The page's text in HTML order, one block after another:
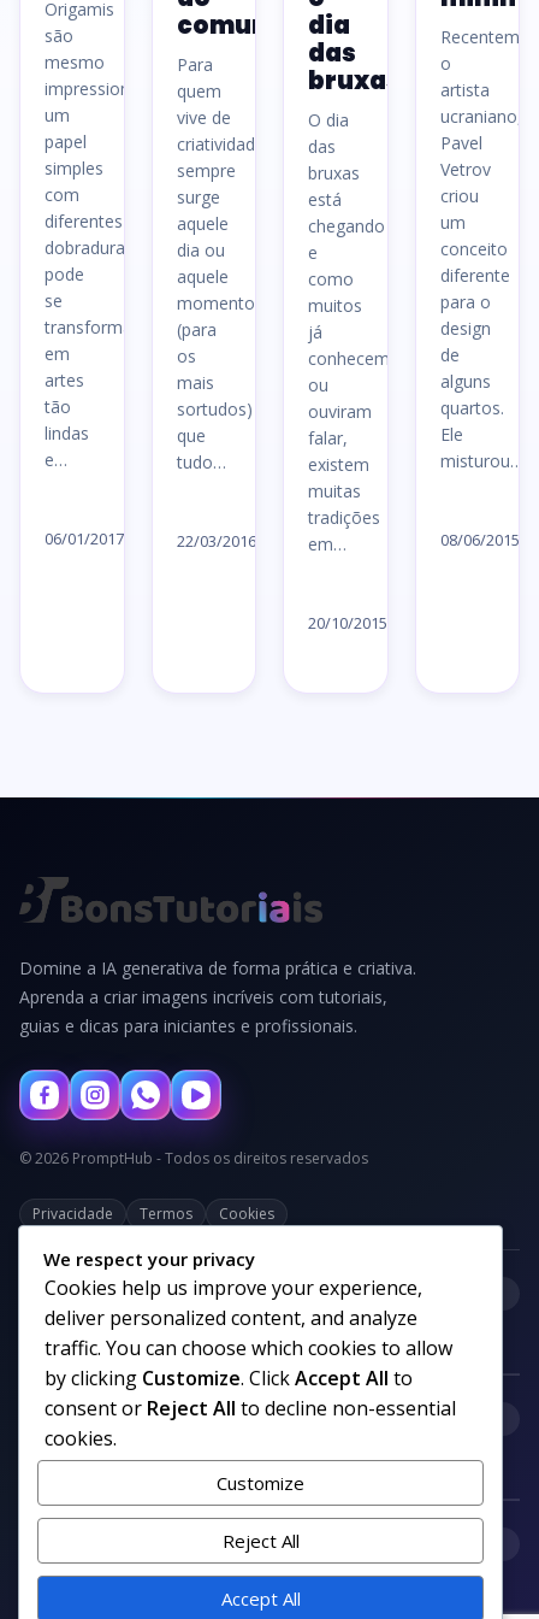
Origamis
são
mesmo
impressionantes,
um
papel
simples
com
diferentes
dobraduras
pode
se
transformar
em
artes
tão
lindas
e…
06/01/2017
comum
Para
quem
vive de
criatividade,
sempre
surge
aquele
dia ou
aquele
momento
(para
os
mais
sortudos)
que
tudo…
22/03/2016
dia
das
bruxas
O dia
das
bruxas
está
chegando
e
como
muitos
já
conhecem
ou
ouviram
falar,
existem
muitas
tradições
em…
20/10/2015
o
artista
ucraniano,
Pavel
Vetrov
criou
um
conceito
diferente
para o
design
de
alguns
quartos.
Ele
misturou…
08/06/2015
Domine a IA generativa de forma prática e criativa.
Aprenda a criar imagens incríveis com tutoriais,
guias e dicas para iniciantes e profissionais.
© 2026 PromptHub - Todos os direitos reservados
Privacidade Termos Cookies
Categorias
Links uteis
We respect your privacy
Cookies help us improve your experience,
deliver personalized content, and analyze
traffic. You can choose which cookies to allow
by clicking Customize. ClickAccept All to
consent or Reject All to decline non-essential
cookies.
Customize
Reject All
Accept All